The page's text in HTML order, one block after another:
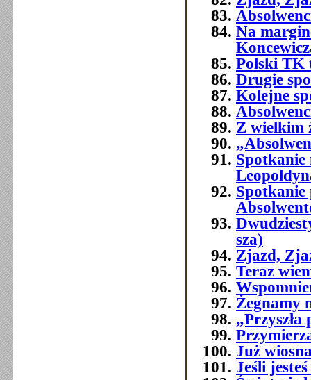
Na
Polski TK
Drugie
Kolejne
Z wielkim
Spotkanie
Spotkanie
sza)
Zjazd,
Teraz
Żegnamy
„Przyszła
Już
Jeśli